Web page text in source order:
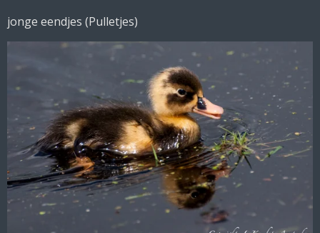
jonge eendjes (Pulletjes)